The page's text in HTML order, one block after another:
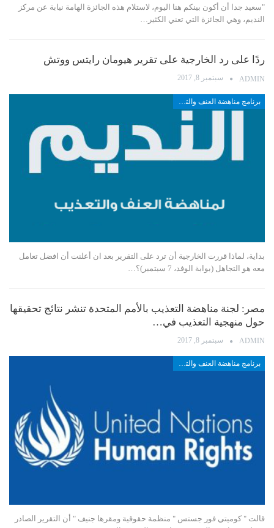
"سعيد جدا أن أكون بينكم هنا اليوم، لاستلام هذه الجائزة الهامة نيابة عن مركز
النديم، وهي الجائزة التي تعني الكثير…
ردًا على رد الخارجية على تقرير هيومان رايتس ووتش
ADMIN سبتمبر 8, 2017
بداية، لماذا قررت الخارجية أن ترد على التقرير بعد ان أعلنت أن افضل تعامل
معه هو التجاهل (بوابة الوفد، 7 سبتمبر)؟…
مصر: لجنة مناهضة التعذيب بالأمم المتحدة تنشر نتائج تحقيقها
حول منهجية التعذيب في…
ADMIN سبتمبر 8, 2017
برنامج مناهضة العنف والتعذيب
قالت " كوميتي فور جستس " منظمة حقوقية ومقرها جنيف " أن التقرير الصادر